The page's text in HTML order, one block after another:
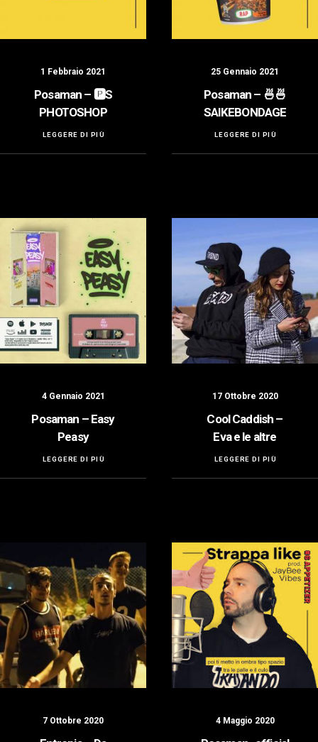
1 Febbraio 2021
Posaman – 🅿️S
PHOTOSHOP
LEGGERE DI PIÙ
25 Gennaio 2021
Posaman – 🍜🍜
SAIKEBONDAGE
LEGGERE DI PIÙ
4 Gennaio 2021
Posaman – Easy
Peasy
LEGGERE DI PIÙ
17 Ottobre 2020
Cool Caddish –
Eva e le altre
LEGGERE DI PIÙ
7 Ottobre 2020 4 Maggio 2020